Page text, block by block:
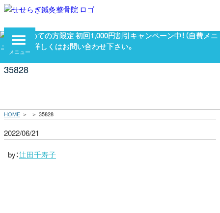
メニュー
35828
HOME ＞ ＞ 35828
2022/06/21
by：辻田千寿子